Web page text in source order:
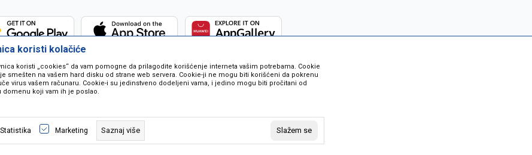
opisu proizvoda, prikazu slika i samih cijena ali ne možemo garantovati da su sve informacije kompletne i bez
ponude i ne podrazumjeva se da su dostupni u svakom trenutku. Raspoloživost robe možete provjeriti besplatnim
pozivom na broj 067259021.
©2026www.mil-pop.com, IzradaNB SOFT. Sva prava zadržana.
koristi kolačiće
koristi „cookies“ da vam pomogne da prilagodite korišćenje interneta vašim potrebama. Cookie
smešten na vašem hard disku od strane web servera. Cookie-ji ne mogu biti korišćeni da pokrenu
virus vašem računaru. Cookie-i su jedinstveno dodeljeni vama, i jedino mogu biti pročitani od
domenu koji vam ih je poslao.
Statistika Marketing Saznaj više Slažem se